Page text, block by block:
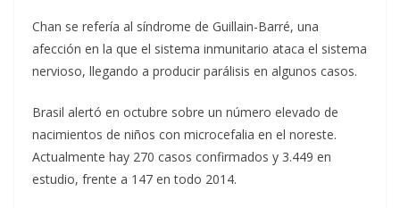
Chan se refería al síndrome de Guillain-Barré, una
afección en la que el sistema inmunitario ataca el sistema
nervioso, llegando a producir parálisis en algunos casos.
Brasil alertó en octubre sobre un número elevado de
nacimientos de niños con microcefalia en el noreste.
Actualmente hay 270 casos confirmados y 3.449 en
estudio, frente a 147 en todo 2014.